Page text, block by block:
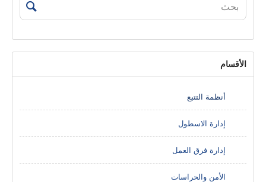
الأقسام
أنظمة التتبع
إدارة الاسطول
إدارة فرق العمل
الأمن والحراسات